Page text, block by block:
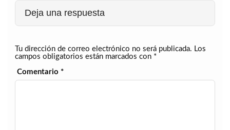
Deja una respuesta
Tu dirección de correo electrónico no será publicada. Los
campos obligatorios están marcados con *
Comentario *